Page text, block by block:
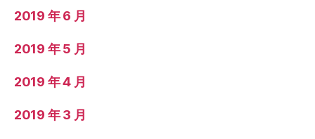
2019 年 6 月
2019 年 5 月
2019 年 4 月
2019 年 3 月